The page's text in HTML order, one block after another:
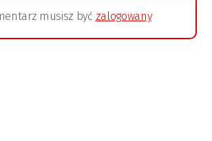
musisz być zalogowany